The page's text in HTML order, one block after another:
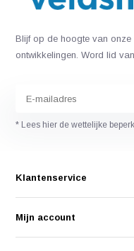
Blijf op de hoogte van onze
ontwikkelingen. Word lid
* Lees hier de wettelijke
Klantenservice
Mijn account